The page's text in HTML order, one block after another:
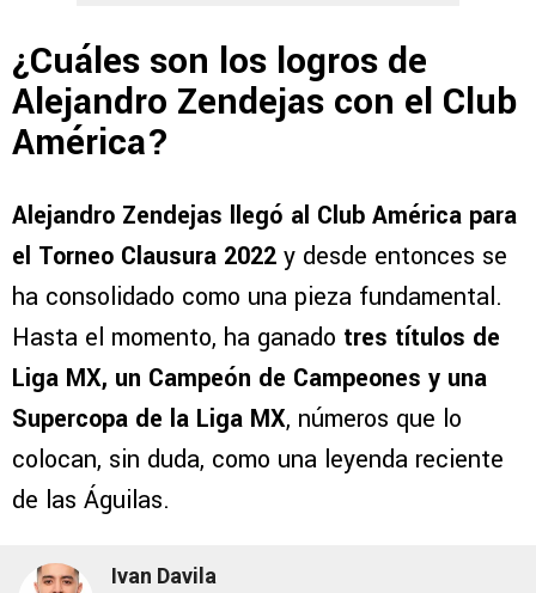
¿Cuáles son los logros de
Alejandro Zendejas con el Club
América?
Alejandro Zendejas llegó al Club América para
el Torneo Clausura 2022 y desde entonces se
ha consolidado como una pieza fundamental.
Hasta el momento, ha ganado tres títulos de
Liga MX, un Campeón de Campeones y una
Supercopa de la Liga MX, números que lo
colocan, sin duda, como una leyenda reciente
de las Águilas.
Ivan Davila